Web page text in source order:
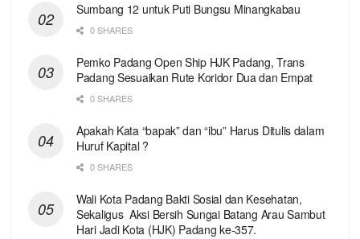
Sumbang 12 untuk Puti Bungsu Minangkabau
0 SHARES
Pemko Padang Open Ship HJK Padang, Trans
Padang Sesuaikan Rute Koridor Dua dan Empat
0 SHARES
Apakah Kata “bapak” dan “ibu” Harus Ditulis dalam
Huruf Kapital ?
0 SHARES
Wali Kota Padang Bakti Sosial dan Kesehatan,
Sekaligus Aksi Bersih Sungai Batang Arau Sambut
Hari Jadi Kota (HJK) Padang ke-357.